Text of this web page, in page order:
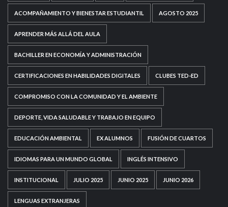
ACOMPAÑAMIENTO Y BIENESTAR ESTUDIANTIL AGOSTO 2025
APRENDER MÁS ALLÁ DEL AULA
BACHILLER EN ECONOMÍA Y ADMINISTRACIÓN
CERTIFICACIONES EN HABILIDADES DIGITALES CLUBES TED-ED
COMPROMISO CON LA COMUNIDAD Y EL AMBIENTE
DEPORTE, VIDA SALUDABLE Y TRABAJO EN EQUIPO
EDUCACIÓN AMBIENTAL EX ALUMNOS FUSIÓN DE CUARTOS
IDIOMAS PARA UN MUNDO GLOBAL INGLÉS INTENSIVO
INSTITUCIONAL JULIO 2025 JUNIO 2025 JUNIO 2026
LENGUAS EXTRANJERAS